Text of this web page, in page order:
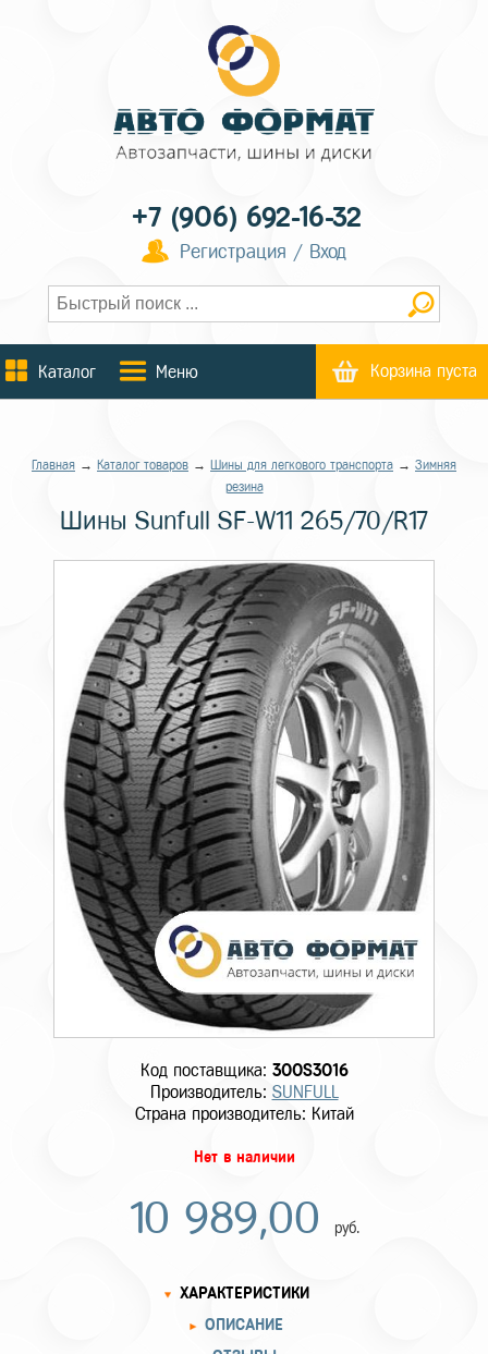
+7 (906) 692-16-32
Регистрация / Вход
Каталог Меню Корзина пуста
Главная → Каталог товаров → Шины для легкового транспорта → Зимняя
резина
Шины Sunfull SF-W11 265/70/R17
Код поставщика: 300S3016
Производитель: SUNFULL
Страна производитель: Китай
Нет в наличии
10 989,00 руб.